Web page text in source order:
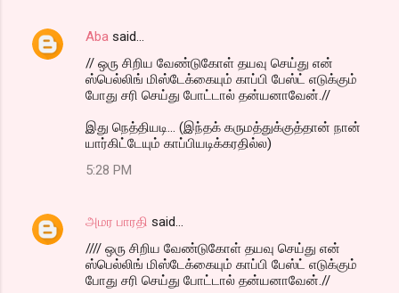
Aba said…
// ஒரு சிறிய வேண்டுகோள் தயவு செய்து என்
ஸ்பெல்லிங் மிஸ்டேக்கையும் காப்பி பேஸ்ட் எடுக்கும்
போது சரி செய்து போட்டால் தன்யனாவேன்.//
இது நெத்தியடி... (இந்தக் கருமத்துக்குத்தான் நான்
யார்கிட்டேயும் காப்பியடிக்கரதில்ல)
5:28 PM
அமர பாரதி said…
//// ஒரு சிறிய வேண்டுகோள் தயவு செய்து என்
ஸ்பெல்லிங் மிஸ்டேக்கையும் காப்பி பேஸ்ட் எடுக்கும்
போது சரி செய்து போட்டால் தன்யனாவேன்.//